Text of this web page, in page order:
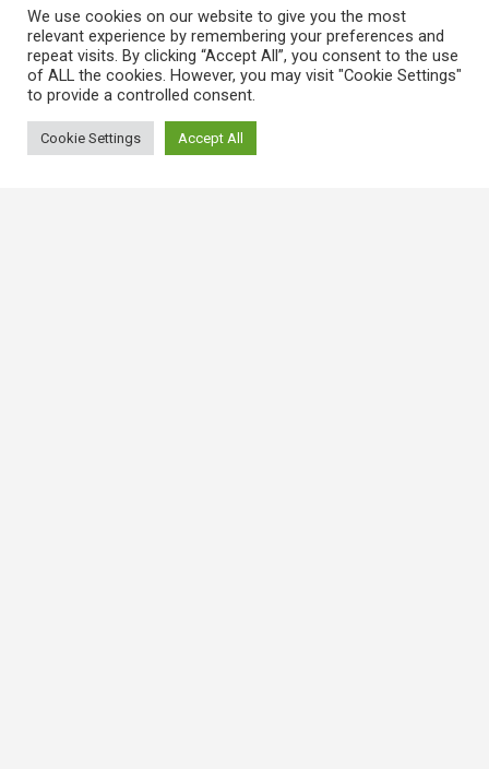
We use cookies on our website to give you the most
relevant experience by remembering your preferences and
repeat visits. By clicking “Accept All”, you consent to the use
of ALL the cookies. However, you may visit "Cookie Settings"
to provide a controlled consent.
Cookie Settings Accept All